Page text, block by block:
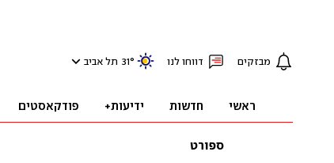
מבזקים דווחו לנו 31° תל אביב
ראשי חדשות ידיעות+ פודקאסטים
ספורט